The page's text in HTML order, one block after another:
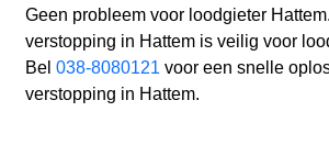
Geen probleem voor loodgieter
verstopping in Hattem is veilig voor
Bel 038-8080121 voor een snelle
verstopping in Hattem.